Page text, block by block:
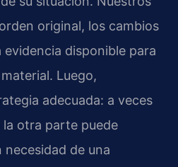
original, los cambios
disponible para
Luego,
adecuada: a veces
otra parte puede
necesidad de una